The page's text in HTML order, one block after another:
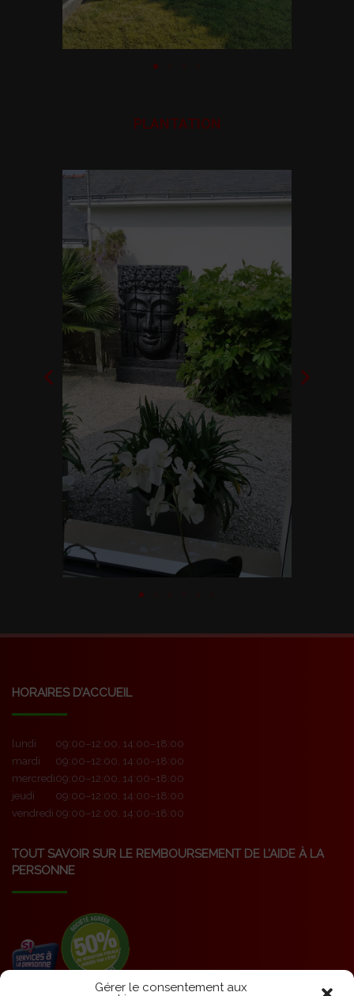
Gérer le consentement aux
PLANTATION
HORAIRES D’ACCUEIL
lundi
09:00–12:00, 14:00–18:00
mardi
09:00–12:00, 14:00–18:00
mercredi09:00–12:00, 14:00–18:00
jeudi
09:00–12:00, 14:00–18:00
vendredi 09:00–12:00, 14:00–18:00
TOUT SAVOIR SUR LE REMBOURSEMENT DE L’AIDE À LA
PERSONNE